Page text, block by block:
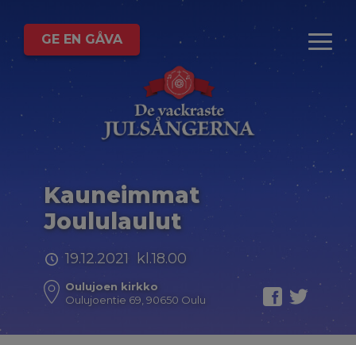
GE EN GÅVA
Kauneimmat
Joululaulut
19.12.2021 kl.18.00
Oulujoen kirkko
Oulujoentie 69, 90650 Oulu